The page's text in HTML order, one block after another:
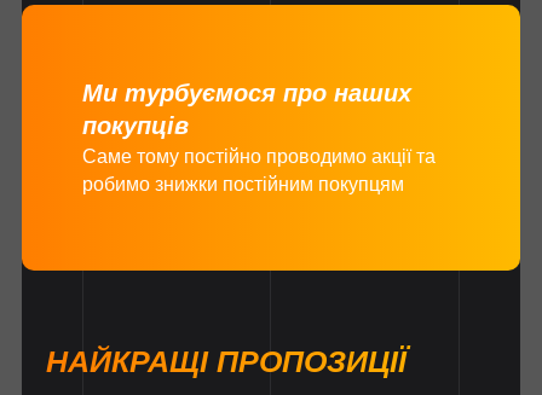
Ми турбуємося про наших
покупців
Саме тому постійно проводимо акції та
робимо знижки постійним покупцям
НАЙКРАЩІ ПРОПОЗИЦІЇ